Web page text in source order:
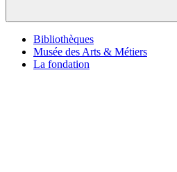
Bibliothèques
Musée des Arts & Métiers
La fondation